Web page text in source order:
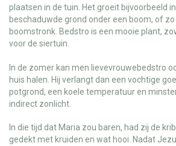
plaatsen in de tuin. Het groeit bijvoorbeeld
beschaduwde grond onder een boom, of
boomstronk. Bedstro is een mooie plant,
voor de siertuin.
In de zomer kan men lievevrouwebedstro
huis halen. Hij verlangt dan een vochtige
potgrond, een koele temperatuur en
indirect zonlicht.
In die tijd dat Maria zou baren, had zij de
gedekt met kruiden en wat hooi. Nadat